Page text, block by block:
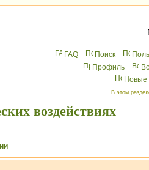
FAQ Поиск
Профиль
Новые
В этом
воздействиях